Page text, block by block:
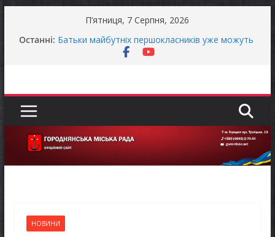
П’ятниця, 7 Серпня, 2026
Останні: Батьки майбутніх першокласників уже можуть
оформити «Пакунок школяра»
присудження Премії Кабінету Міністрів України
енергетичної стійкості України
Уповноважений Верховної Ради України з
прав людини проводить опитування щодо
реалізації права осіб з інвалідністю на працю
НОВИНИ